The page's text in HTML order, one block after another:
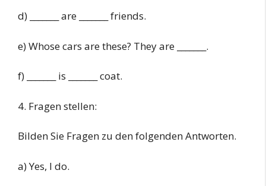
d) _______ are _______ friends.
e) Whose cars are these? They are _______.
f) _______ is _______ coat.
4. Fragen stellen:
Bilden Sie Fragen zu den folgenden Antworten.
a) Yes, I do.